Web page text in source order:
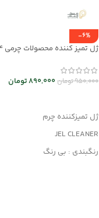
-6%
ژل تمیز کننده محصولات چرمی mrc30044
950,000تومان890,000تومان
ژل تمیزکننده چرم
JEL CLEANER
رنگبندی : بی رنگ